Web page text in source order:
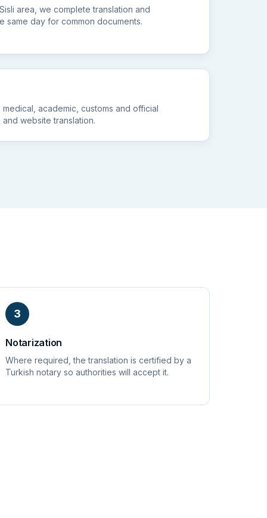
area, we complete translation and
same day for common documents.
academic, customs and official
website translation.
3
Notarization
Where required, the translation is certified by a
Turkish notary so authorities will accept it.